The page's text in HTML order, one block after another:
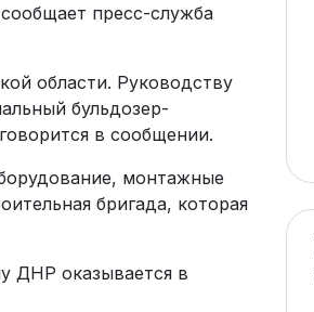
пресс-служба
области. Руководству
бульдозер-
в сообщении.
монтажные
бригада, которая
ДНР оказывается в